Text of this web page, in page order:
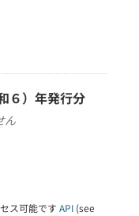
６）年発行分
ん
ス可能です API (see